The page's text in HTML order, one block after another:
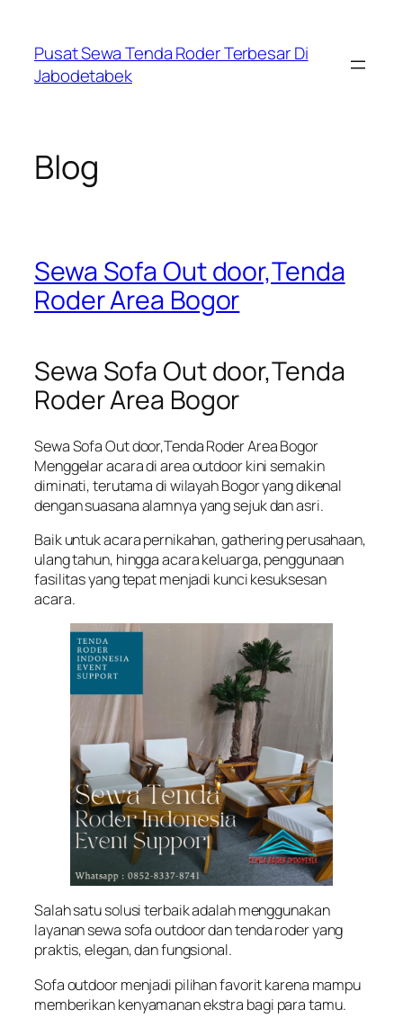
content
Pusat Sewa Tenda Roder Terbesar Di
Jabodetabek
Blog
Sewa Sofa Out door,Tenda
Roder Area Bogor
Sewa Sofa Out door,Tenda
Roder Area Bogor
Sewa Sofa Out door,Tenda Roder Area Bogor
Menggelar acara di area outdoor kini semakin
diminati, terutama di wilayah Bogor yang dikenal
dengan suasana alamnya yang sejuk dan asri.
Baik untuk acara pernikahan, gathering perusahaan,
ulang tahun, hingga acara keluarga, penggunaan
fasilitas yang tepat menjadi kunci kesuksesan
acara.
Salah satu solusi terbaik adalah menggunakan
layanan sewa sofa outdoor dan tenda roder yang
praktis, elegan, dan fungsional.
Sofa outdoor menjadi pilihan favorit karena mampu
memberikan kenyamanan ekstra bagi para tamu.